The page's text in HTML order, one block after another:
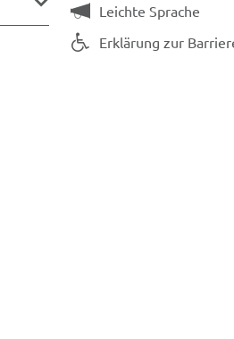
Leichte Sprache
Erklärung zur